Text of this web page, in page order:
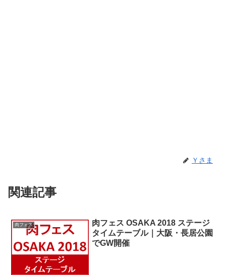
Ｙさま
関連記事
肉フェス
肉フェス OSAKA 2018 ステージ
タイムテーブル｜大阪・長居公園
でGW開催